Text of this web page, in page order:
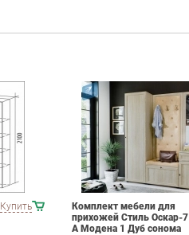
Купить
Комплект мебели для
прихожей Стиль Оскар-7
А Модена 1 Дуб сонома